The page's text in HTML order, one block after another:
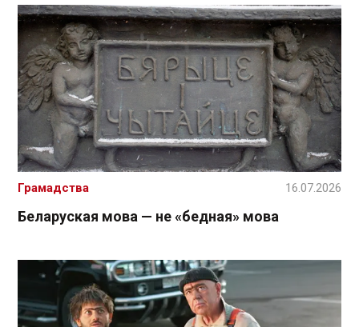
Беларуская мова — не «бедная» мова
Грамадства 16.07.2026